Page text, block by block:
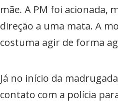
mãe. A PM foi acionada,
direção a uma mata. A
costuma agir de forma
Já no início da
contato com a polícia